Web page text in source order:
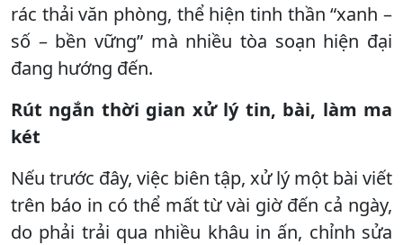
rác thải văn phòng, thể hiện tinh thần “xanh –
số – bền vững” mà nhiều tòa soạn hiện đại
đang hướng đến.
Rút ngắn thời gian xử lý tin, bài, làm ma
két
Nếu trước đây, việc biên tập, xử lý một bài viết
trên báo in có thể mất từ vài giờ đến cả ngày,
do phải trải qua nhiều khâu in ấn, chỉnh sửa